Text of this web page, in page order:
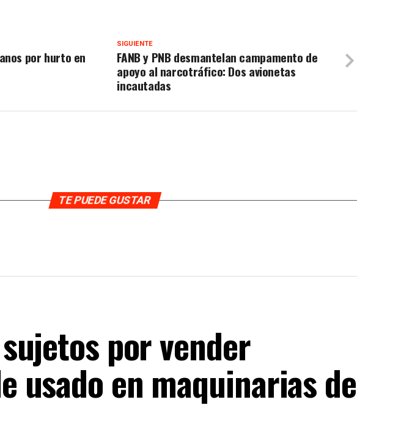
SIGUIENTE
FANB y PNB desmantelan campamento de
apoyo al narcotráfico: Dos avionetas
incautadas
por hurto en
TE PUEDE GUSTAR
por vender
usado en maquinarias de